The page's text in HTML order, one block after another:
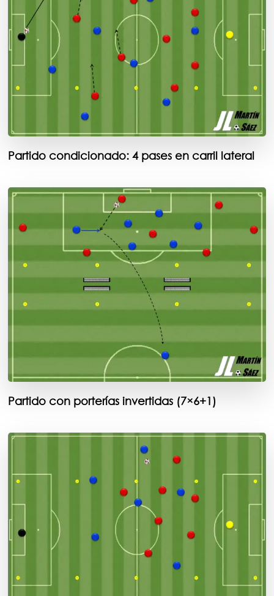
Partido condicionado: 4 pases en carril lateral
Partido con porterías invertidas (7×6+1)